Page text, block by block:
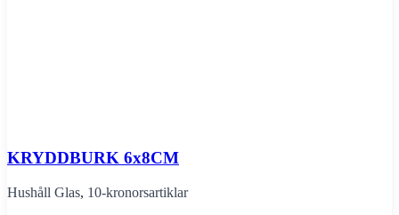
KRYDDBURK 6x8CM
Hushåll Glas, 10-kronorsartiklar